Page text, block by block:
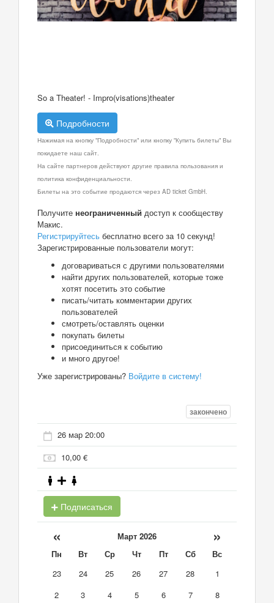
So a Theater! - Impro(visations)theater
Подробности
Нажимая на кнопку "Подробности" или кнопку "Купить билеты" Вы
покидаете наш сайт.
На сайте партнеров действуют другие правила пользования и
политика конфиденциальности.
Билеты на это событие продаются через AD ticket GmbH.
Получите неограниченный доступ к сообществу
Макис.
Регистрируйтесь бесплатно всего за 10 секунд!
Зарегистрированные пользователи могут:
договариваться с другими пользователями
найти других пользователей, которые тоже
хотят посетить это событие
писать/читать комментарии других
пользователей
смотреть/оставлять оценки
покупать билеты
присоединиться к событию
и много другое!
Уже зарегистрированы? Войдите в систему!
закончено
26 мар 20:00
10,00 €
Подписаться
« Март 2026 »
Пн Вт Ср Чт Пт Сб
Вс
23
24 25 26 27 28
1
2
3 4 5 6 7
8